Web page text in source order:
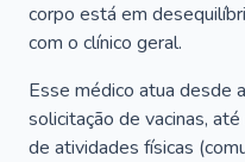
corpo está em
com o clínico geral.
Esse médico atua desde
solicitação de vacinas,
de atividades físicas